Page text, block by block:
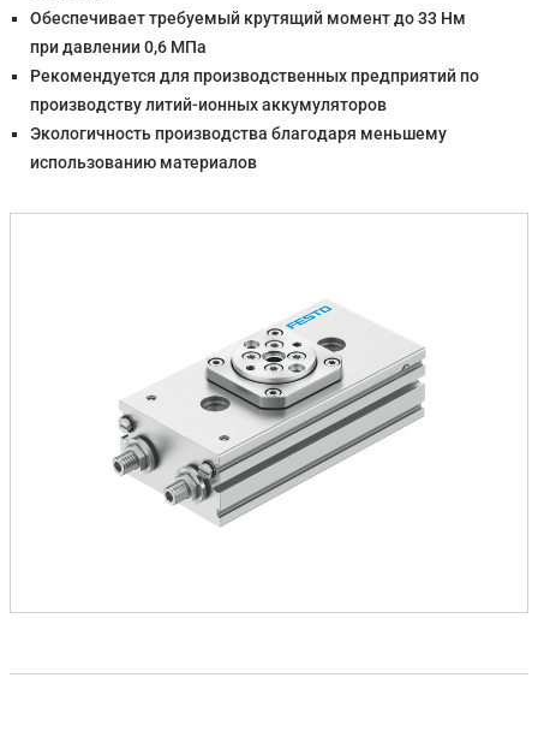
Обеспечивает требуемый крутящий момент до 33 Нм
при давлении 0,6 МПа
Рекомендуется для производственных предприятий по
производству литий-ионных аккумуляторов
Экологичность производства благодаря меньшему
использованию материалов